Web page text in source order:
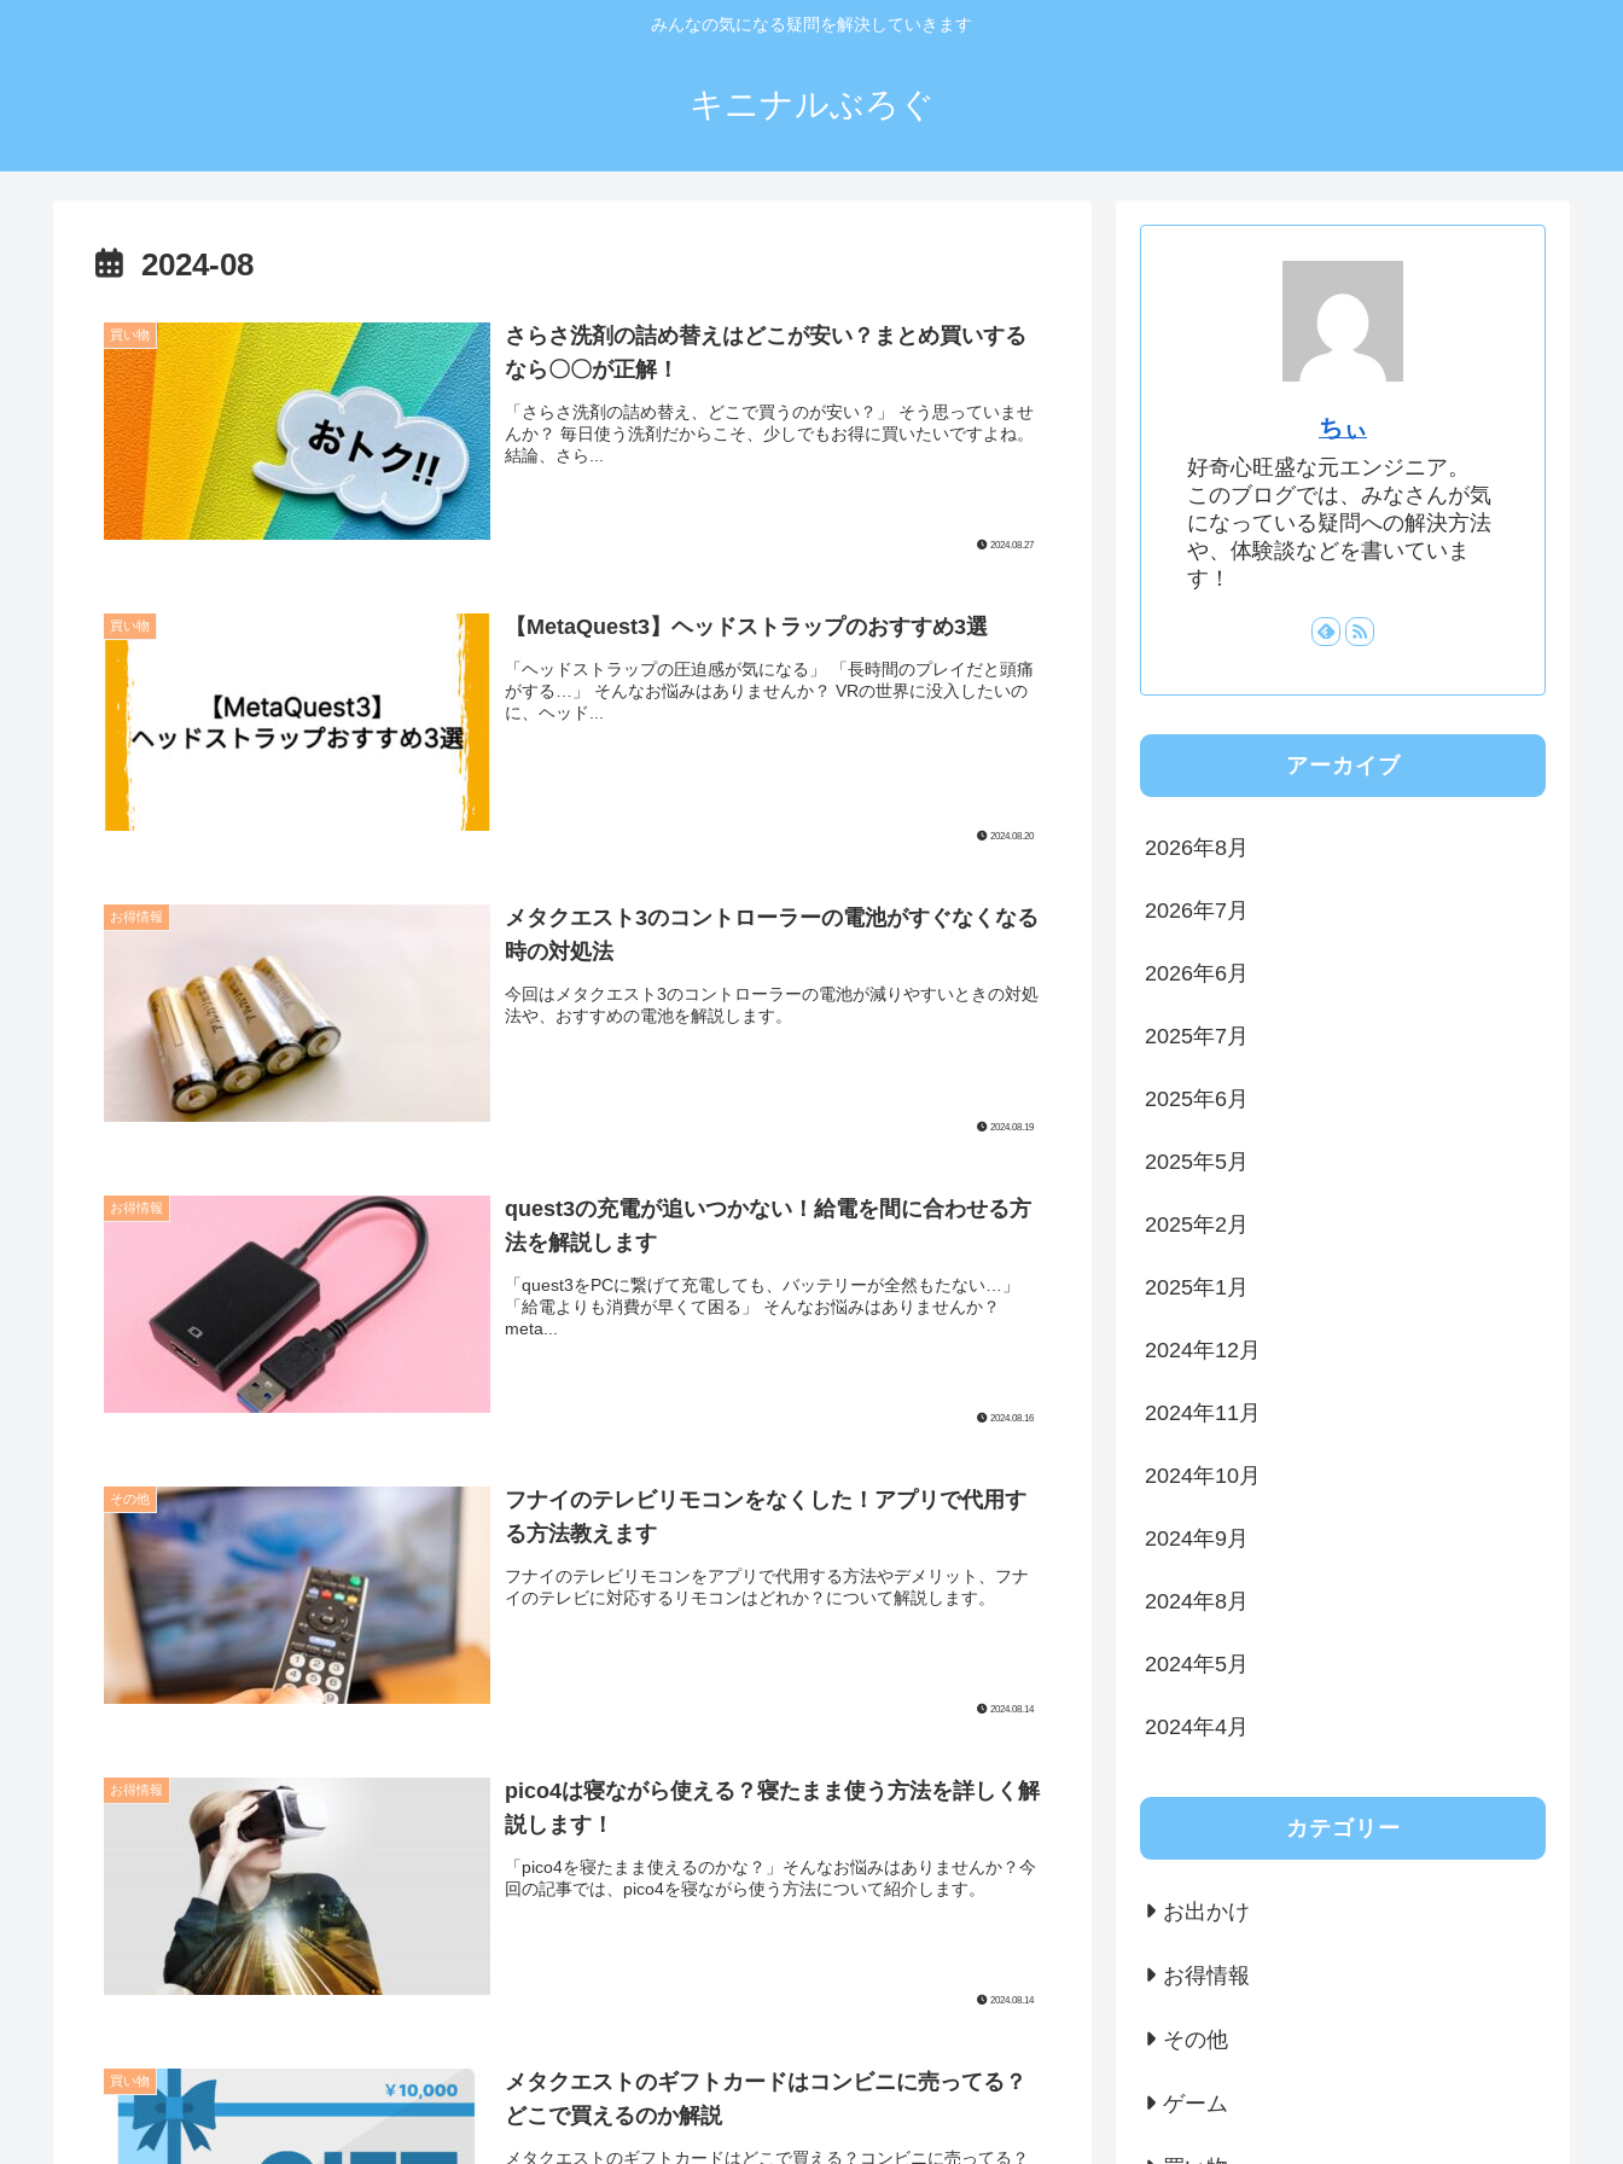
みんなの気になる疑問を解決していきます
キニナルぶろぐ
2024-08
買い物
さらさ洗剤の詰め替えはどこが安い？まとめ買いする
なら〇〇が正解！
「さらさ洗剤の詰め替え、どこで買うのが安い？」 そう思っていませ
んか？ 毎日使う洗剤だからこそ、少しでもお得に買いたいですよね。
結論、さら...
2024.08.27
買い物 【MetaQuest3】ヘッドストラップのおすすめ3選
「ヘッドストラップの圧迫感が気になる」 「長時間のプレイだと頭痛
がする…」 そんなお悩みはありませんか？ VRの世界に没入したいの
に、ヘッド...
2024.08.20
お得情報
メタクエスト3のコントローラーの電池がすぐなくなる
時の対処法
今回はメタクエスト3のコントローラーの電池が減りやすいときの対処
法や、おすすめの電池を解説します。
2024.08.19
お得情報
quest3の充電が追いつかない！給電を間に合わせる方
法を解説します
「quest3をPCに繋げて充電しても、バッテリーが全然もたない…」
「給電よりも消費が早くて困る」 そんなお悩みはありませんか？
meta...
2024.08.16
その他
フナイのテレビリモコンをなくした！アプリで代用す
る方法教えます
フナイのテレビリモコンをアプリで代用する方法やデメリット、フナ
イのテレビに対応するリモコンはどれか？について解説します。
2024.08.14
お得情報
pico4は寝ながら使える？寝たまま使う方法を詳しく解
説します！
「pico4を寝たまま使えるのかな？」そんなお悩みはありませんか？今
回の記事では、pico4を寝ながら使う方法について紹介します。
2024.08.14
買い物
メタクエストのギフトカードはコンビニに売ってる？
どこで買えるのか解説
メタクエストのギフトカードはどこで買える？コンビニに売ってる？
ちぃ
好奇心旺盛な元エンジニア。
このブログでは、みなさんが気
になっている疑問への解決方法
や、体験談などを書いていま
す！
アーカイブ
2026年8月
2026年7月
2026年6月
2025年7月
2025年6月
2025年5月
2025年2月
2025年1月
2024年12月
2024年11月
2024年10月
2024年9月
2024年8月
2024年5月
2024年4月
カテゴリー
お出かけ
お得情報
その他
ゲーム